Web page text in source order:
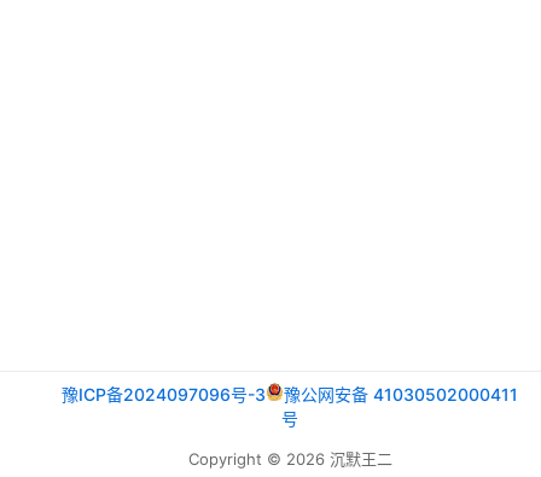
豫ICP备2024097096号-3
豫公网安备 41030502000411
号
Copyright © 2026 沉默王二